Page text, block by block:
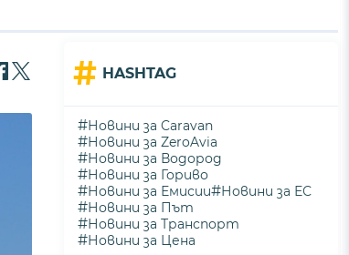
# HASHTAG
#Новини за Caravan
#Новини за ZeroAvia
#Новини за Водород
#Новини за Гориво
#Новини за Емисии#Новини за ЕС
#Новини за Път
#Новини за Транспорт
#Новини за Цена